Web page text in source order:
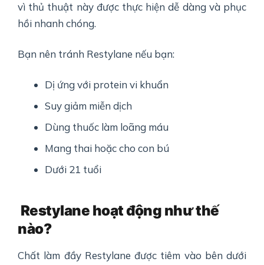
vì thủ thuật này được thực hiện dễ dàng và phục
hồi nhanh chóng.
Bạn nên tránh Restylane nếu bạn:
Dị ứng với protein vi khuẩn
Suy giảm miễn dịch
Dùng thuốc làm loãng máu
Mang thai hoặc cho con bú
Dưới 21 tuổi
Restylane hoạt động như thế
nào?
Chất làm đầy Restylane được tiêm vào bên dưới